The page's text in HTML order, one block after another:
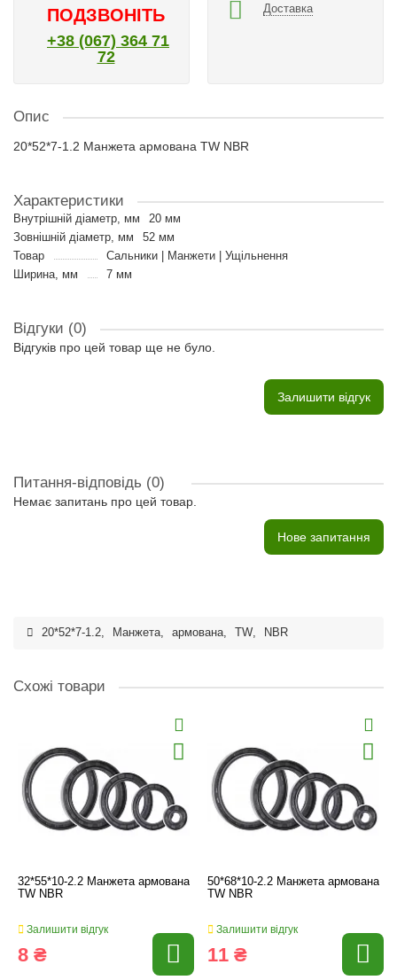
ПОДЗВОНІТЬ
+38 (067) 364 71
72
Доставка
Опис
20*52*7-1.2 Манжета армована TW NBR
Характеристики
Внутрішній діаметр, мм
20 мм
Зовнішній діаметр, мм
52 мм
Товар
Сальники | Манжети | Ущільнення
Ширина, мм
7 мм
Відгуки (0)
Відгуків про цей товар ще не було.
Залишити відгук
Питання-відповідь (0)
Немає запитань про цей товар.
Нове запитання
20*52*7-1.2, Манжета, армована, TW, NBR
Схожі товари
32*55*10-2.2 Манжета армована
TW NBR
Залишити відгук
8 ₴
50*68*10-2.2 Манжета армована
TW NBR
Залишити відгук
11 ₴